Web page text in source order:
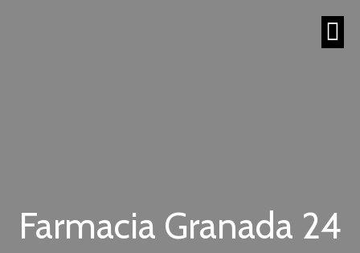
Farmacia Granada 24